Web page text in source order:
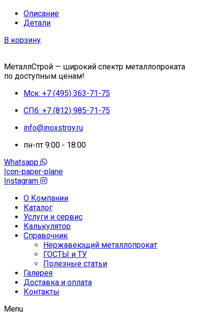
Описание
Детали
В корзину
МеталлСтрой — широкий спектр металлопроката
по доступным ценам!
Мск: +7 (495) 363-71-75
СПб: +7 (812) 985-71-75
info@inoxstroy.ru
пн-пт 9:00 - 18:00
Whatsapp
Icon-paper-plane
Instagram
О Компании
Каталог
Услуги и сервис
Калькулятор
Справочник
Нержавеющий металлопрокат
ГОСТЫ и ТУ
Полезные статьи
Галерея
Доставка и оплата
Контакты
Menu